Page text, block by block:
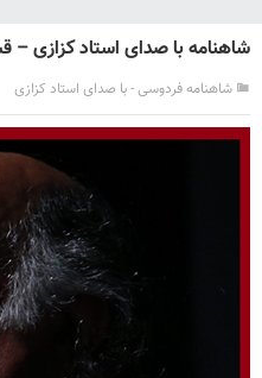
شاهنامه با صدای استاد
شاهنامه فردوسی - با صدای استاد کزازی